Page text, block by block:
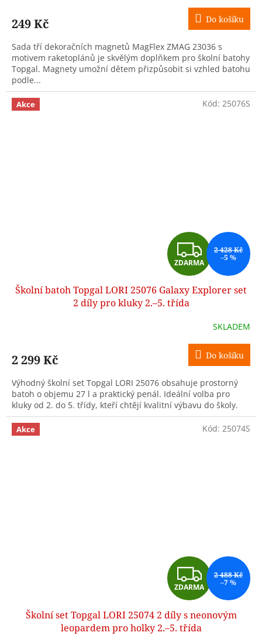
249 Kč Do košíku
Sada tří dekoračních magnetů MagFlex ZMAG 23036 s
motivem raketoplánů je skvělým doplňkem pro školní batohy
Topgal. Magnety umožní dětem přizpůsobit si vzhled batohu
podle...
Akce
Z
D
A
R
M
A
ZDARMA
2 428 Kč
–5 %
Školní batoh Topgal LORI 25076 Galaxy Explorer set
2 díly pro kluky 2.–5. třída
SKLADEM
2 299 Kč Do košíku
Výhodný školní set Topgal LORI 25076 obsahuje prostorný
batoh o objemu 27 l a praktický penál. Ideální volba pro
kluky od 2. do 5. třídy, kteří chtějí kvalitní výbavu do školy.
Kód: 25076S
Akce
Z
D
A
ZDARMA
2 488 Kč
–7 %
Školní set Topgal LORI 25074 2 díly s neonovým
leopardem pro holky 2.–5. třída
Kód: 25074S